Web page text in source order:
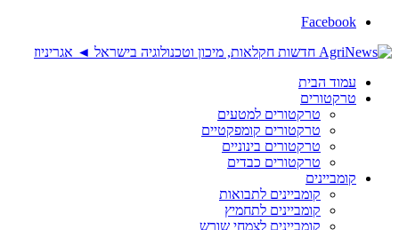
Facebook
עמוד הבית
טרקטורים
טרקטורים למטעים
טרקטורים קומפקטיים
טרקטורים בינוניים
טרקטורים כבדים
קומביינים
קומביינים לתבואות
קומביינים לתחמיץ
קומביינים לצמחי שורש